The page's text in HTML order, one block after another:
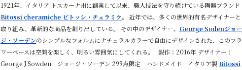
1921年、イタリア トスカーナ州に創業して以来、職人技法を守り続けている陶器ブランド
Bitossi cheramiche ビトッシ・チェラミケ。 近年では、多くの世界的有名デザイナーと
取り組み、革新的な商品を創り出している。 その中のデザイナー、 George Sodenジョー
ジ・ソーデンのシンプルなフォルムにナチュラルカラーで自由にデザインされた、このフラ
ワーベースは空間を楽しく、明るい雰囲気にしてくれる。 製作：2016年 デザイナー：
George J.Sowden ジョージ・ソーデン 299点限定 ハンドメイド イタリア製 Bitossi